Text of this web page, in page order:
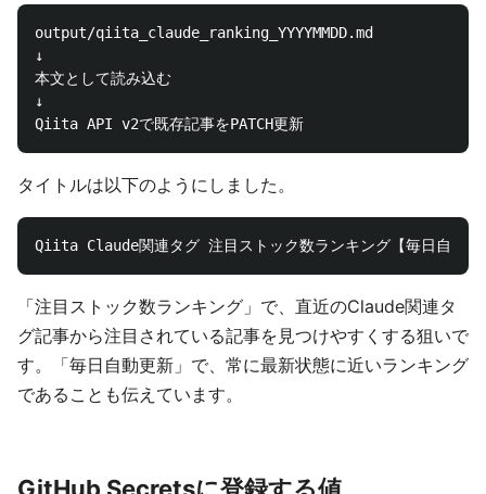
output/qiita_claude_ranking_YYYYMMDD.md
↓
本文として読み込む
↓
タイトルは以下のようにしました。
「注目ストック数ランキング」で、直近のClaude関連タ
グ記事から注目されている記事を見つけやすくする狙いで
す。「毎日自動更新」で、常に最新状態に近いランキング
であることも伝えています。
GitHub Secretsに登録する値